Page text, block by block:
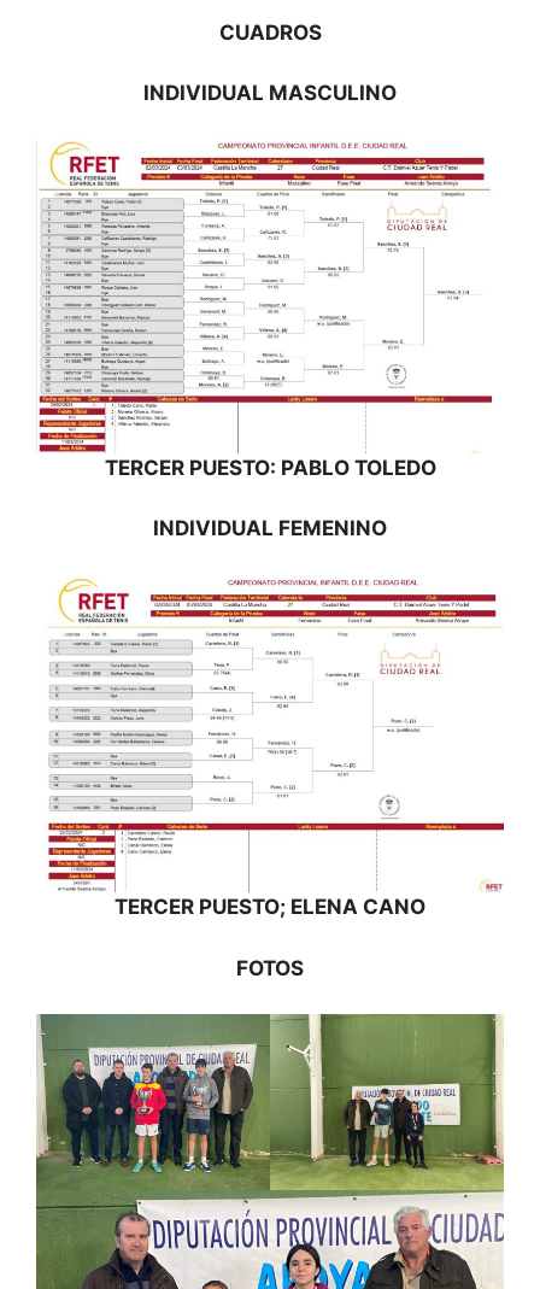
CUADROS
INDIVIDUAL MASCULINO
TERCER PUESTO: PABLO TOLEDO
INDIVIDUAL FEMENINO
TERCER PUESTO; ELENA CANO
FOTOS